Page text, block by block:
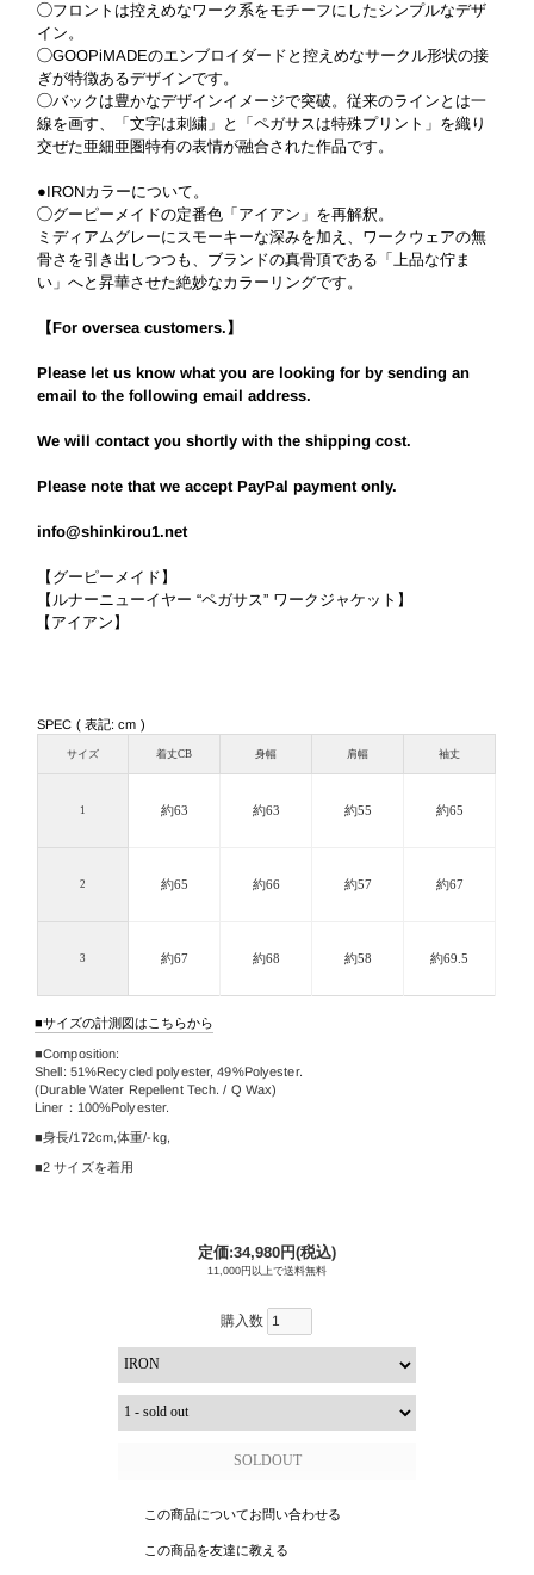
◯フロントは控えめなワーク系をモチーフにしたシンプルなデザ
イン。
◯GOOPiMADEのエンブロイダードと控えめなサークル形状の接
ぎが特徴あるデザインです。
◯バックは豊かなデザインイメージで突破。従来のラインとは一
線を画す、「文字は刺繍」と「ペガサスは特殊プリント」を織り
交ぜた亜細亜圏特有の表情が融合された作品です。
●IRONカラーについて。
◯グーピーメイドの定番色「アイアン」を再解釈。
ミディアムグレーにスモーキーな深みを加え、ワークウェアの無
骨さを引き出しつつも、ブランドの真骨頂である「上品な佇ま
い」へと昇華させた絶妙なカラーリングです。
【For oversea customers.】
Please let us know what you are looking for by sending an
email to the following email address.
We will contact you shortly with the shipping cost.
Please note that we accept PayPal payment only.
info@shinkirou1.net
【グーピーメイド】
【ルナーニューイヤー “ペガサス” ワークジャケット】
【アイアン】
SPEC ( 表記: cm )
サイズ 着丈CB 身幅 肩幅 袖丈
1 約63 約63 約55 約65
2 約65 約66 約57 約67
3 約67 約68 約58 約69.5
サイズの計測図はこちらから
Composition:
Shell: 51%Recycled polyester, 49%Polyester.
(Durable Water Repellent Tech. / Q Wax)
Liner：100%Polyester.
身長/172cm,体重/-kg,
2 サイズを着用
定価:34,980円(税込)
11,000円以上で送料無料
購入数
この商品についてお問い合わせる
この商品を友達に教える